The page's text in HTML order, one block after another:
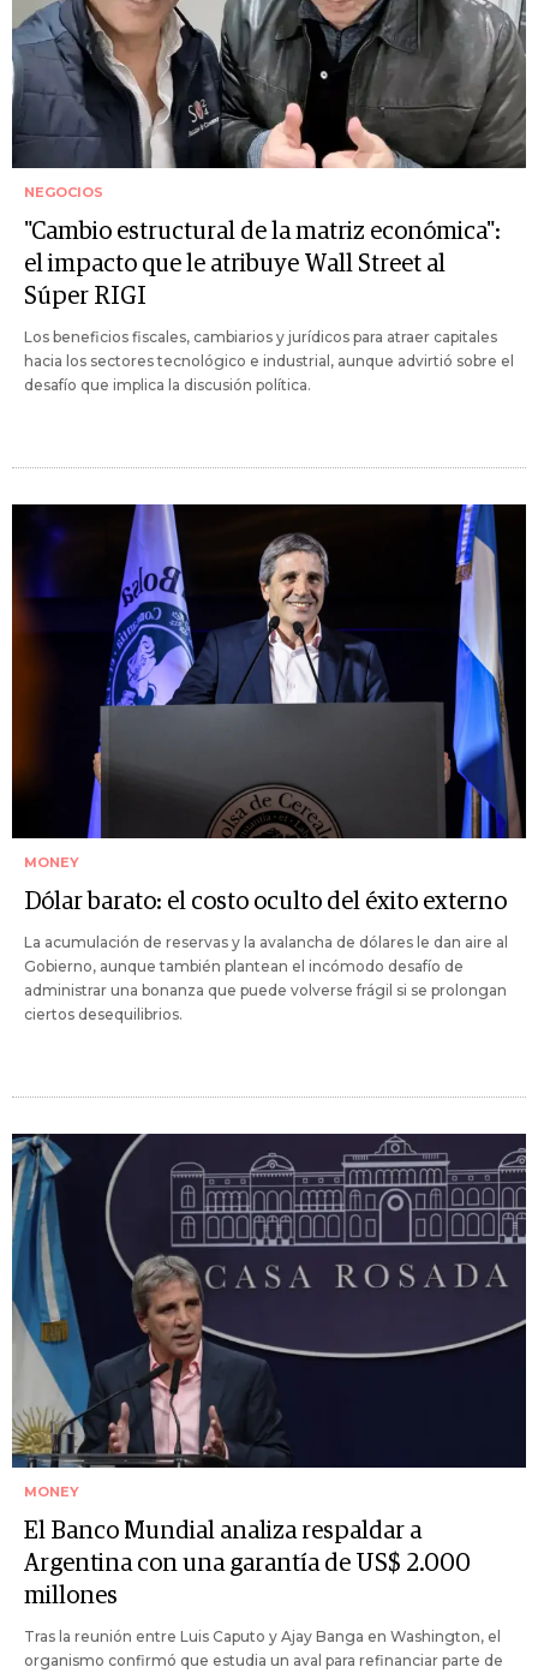
NEGOCIOS
"Cambio estructural de la matriz económica":
el impacto que le atribuye Wall Street al
Súper RIGI
Los beneficios fiscales, cambiarios y jurídicos para atraer capitales
hacia los sectores tecnológico e industrial, aunque advirtió sobre el
desafío que implica la discusión política.
MONEY
Dólar barato: el costo oculto del éxito externo
La acumulación de reservas y la avalancha de dólares le dan aire al
Gobierno, aunque también plantean el incómodo desafío de
administrar una bonanza que puede volverse frágil si se prolongan
ciertos desequilibrios.
MONEY
El Banco Mundial analiza respaldar a
Argentina con una garantía de US$ 2.000
millones
Tras la reunión entre Luis Caputo y Ajay Banga en Washington, el
organismo confirmó que estudia un aval para refinanciar parte de